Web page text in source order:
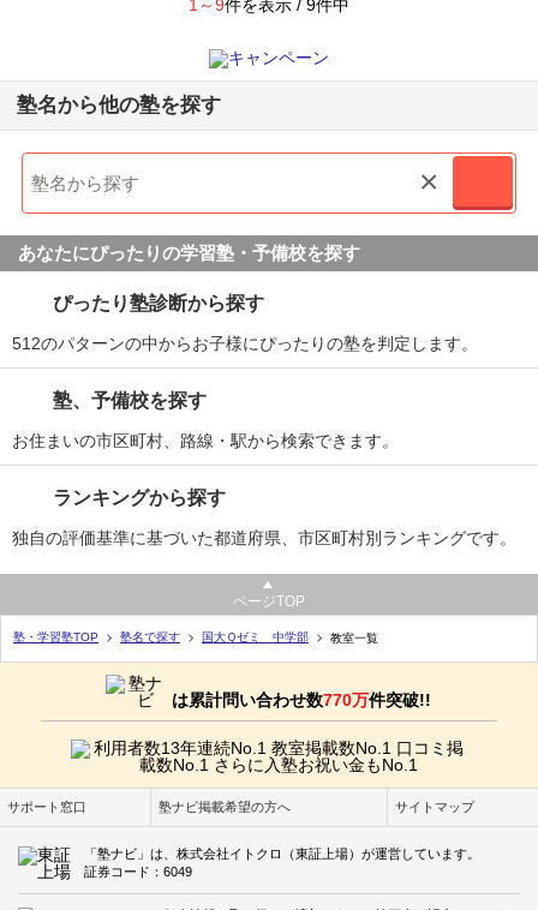
1～9件を表示 / 9件中
塾名から他の塾を探す
×
あなたにぴったりの学習塾・予備校を探す
ぴったり塾診断から探す
512のパターンの中からお子様にぴったりの塾を判定します。
塾、予備校を探す
お住まいの市区町村、路線・駅から検索できます。
ランキングから探す
独自の評価基準に基づいた都道府県、市区町村別ランキングです。
ページTOP
塾・学習塾TOP 塾名で探す 国大Ｑゼミ 中学部 教室一覧
は累計問い合わせ数770万件突破!!
サポート窓口 塾ナビ掲載希望の方へ サイトマップ
「塾ナビ」は、株式会社イトクロ（東証上場）が運営しています。
証券コード：6049